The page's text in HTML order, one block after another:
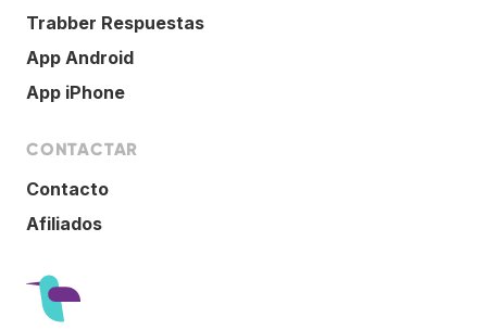
Trabber Respuestas
App Android
App iPhone
CONTACTAR
Contacto
Afiliados